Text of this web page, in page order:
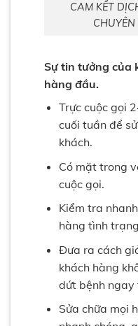
CAM KẾT
CHUYÊN
Sự tin tưởng của
hàng đầu.
Trực cuộc gọi
cuối tuần để
khách.
Có mặt trong
cuộc gọi.
Kiểm tra
hàng tình
Đưa ra cách
khách hàng
dứt bệnh ngay
Sửa chữa mọi